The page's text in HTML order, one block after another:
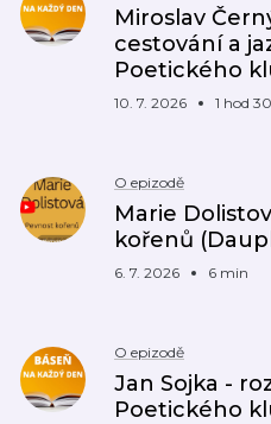
Miroslav
cestování a
Poetického
10. 7. 2026 1 hod
O epizodě
Marie
kořenů
6. 7. 2026 6 min
O epizodě
Jan Sojka -
Poetického